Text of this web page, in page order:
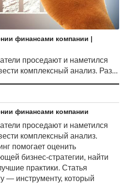
финансами компании |
проседают и наметился
комплексный анализ. Раз...
финансами компании
проседают и наметился
комплексный анализ.
помогает оценить
бизнес-стратегии, найти
практики. Статья
— инструменту, который